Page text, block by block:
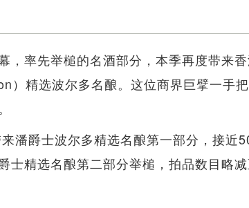
，率先举槌的名酒部分，本季再度带来
）精选波尔多名酿。这位商界巨擘一手
潘爵士波尔多精选名酿第一部分，接近
士精选名酿第二部分举槌，拍品数目略